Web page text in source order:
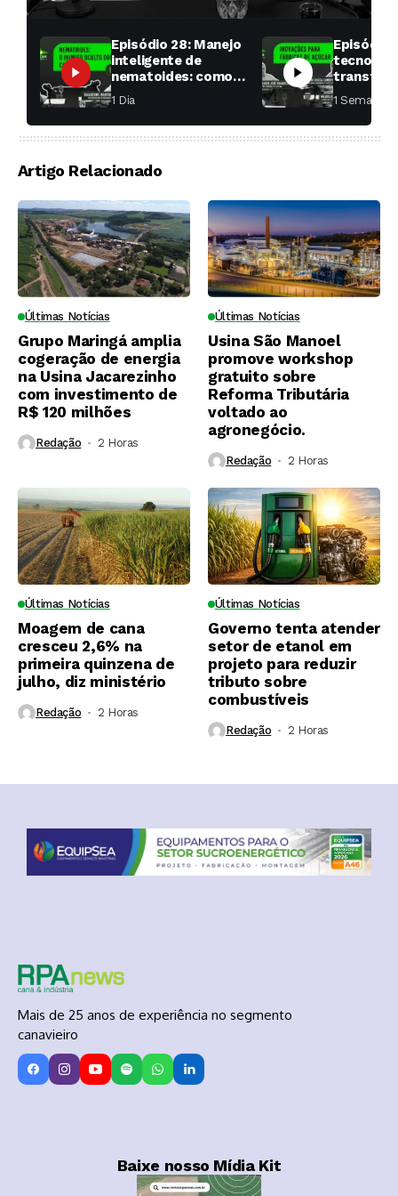
Episódio 28: Manejo
inteligente de
nematoides: como
aumentar a
produtividade das
soqueiras?
1 Dia ⁮
Episódio
fábricas
1 Semana ⁮
Artigo Relacionado
Últimas Notícias
Grupo Maringá amplia
cogeração de energia
na Usina Jacarezinho
com investimento de
R$ 120 milhões
Redação 2 Horas ⁮
Últimas Notícias
Usina São Manoel
promove workshop
gratuito sobre
Reforma Tributária
voltado ao
agronegócio.
Redação 2 Horas ⁮
Últimas Notícias
Moagem de cana
cresceu 2,6% na
primeira quinzena de
julho, diz ministério
Redação 2 Horas ⁮
Últimas Notícias
Governo tenta atender
setor de etanol em
projeto para reduzir
tributo sobre
combustíveis
Redação 2 Horas ⁮
Mais de 25 anos de experiência no segmento
canavieiro
Baixe nosso Mídia Kit